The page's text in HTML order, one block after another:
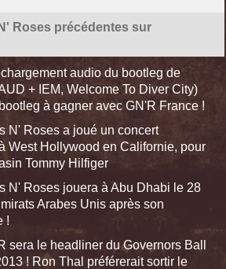
Roses précédentes sur
audio du bootleg de
+ IEM, Welcome To Diver City)
à gagner avec GN'R France !
N' Roses a joué un concert
West Hollywood en Californie, pour
Tommy Hilfiger
N' Roses jouera à Abu Dhabi le 28
Arabes Unis après son
!
sera le headliner du Governors Ball
! Ron Thal préférerait sortir le